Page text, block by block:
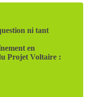
ni tant
en
Projet Voltaire :